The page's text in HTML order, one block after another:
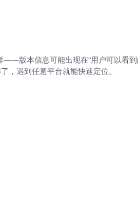
——版本信息可能出现在“用户可以看到
，遇到任意平台就能快速定位。